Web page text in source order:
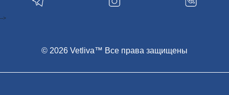
являлся известным российским революционером,
возглавил СНК РСФСР, бывший в период с 1917 по
© 2026 Vetliva™ Все права защищены
-->